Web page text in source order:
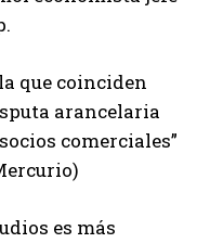
que coinciden
arancelaria
comerciales”
es más